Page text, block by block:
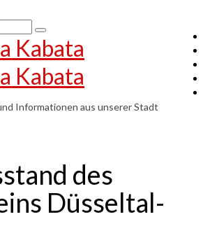
Informationen aus unserer Stadt
des
Düsseltal-